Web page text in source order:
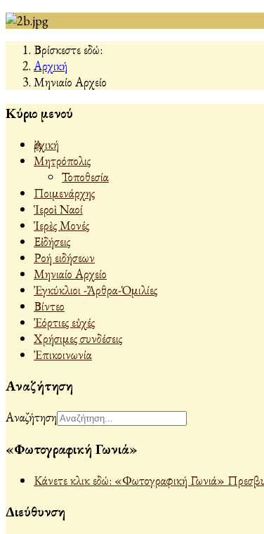
Βρίσκεστε εδώ:
Αρχική
Μηνιαίο Αρχείο
Κύριο μενού
Ἀρχική
Μητρόπολις
Τοποθεσία
Ποιμενάρχης
Ἱεροὶ Ναοί
Ἱερὲς Μονές
Εἰδήσεις
Ροή ειδήσεων
Μηνιαίο Αρχείο
Ἐγκύκλιοι -Ἄρθρα-Ὁμιλίες
Βίντεο
Ἐόρτιες εὐχές
Χρήσιμες συνδέσεις
Ἐπικοινωνία
Αναζήτηση
Αναζήτηση
«Φωτογραφική Γωνιά»
Κάνετε κλικ εδώ: «Φωτογραφική Γωνιά»
Διεύθυνση